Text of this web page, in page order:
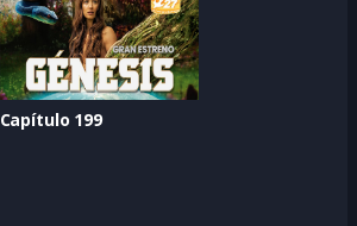
Capítulo 199